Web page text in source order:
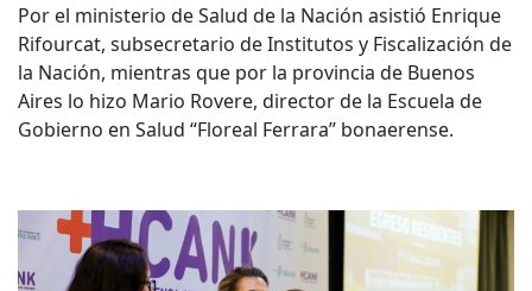
Por el ministerio de Salud de la Nación asistió Enrique
Rifourcat, subsecretario de Institutos y Fiscalización de
la Nación, mientras que por la provincia de Buenos
Aires lo hizo Mario Rovere, director de la Escuela de
Gobierno en Salud “Floreal Ferrara” bonaerense.